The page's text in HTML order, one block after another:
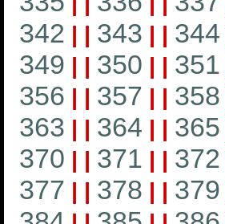
342 | | 343 | | 344
349 | | 350 | | 351
356 | | 357 | | 358
363 | | 364 | | 365
370 | | 371 | | 372
377 | | 378 | | 379